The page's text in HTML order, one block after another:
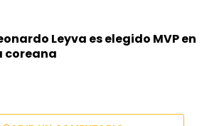
Leyva es elegido MVP en
coreana